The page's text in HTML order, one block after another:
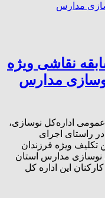
مدارس
نقاشی ویژه
مدارس
اداره‌کل نوسازی،
راستای اجرای
تکلیف ویژه فرزندان
نوسازی مدارس استان
این اداره کل